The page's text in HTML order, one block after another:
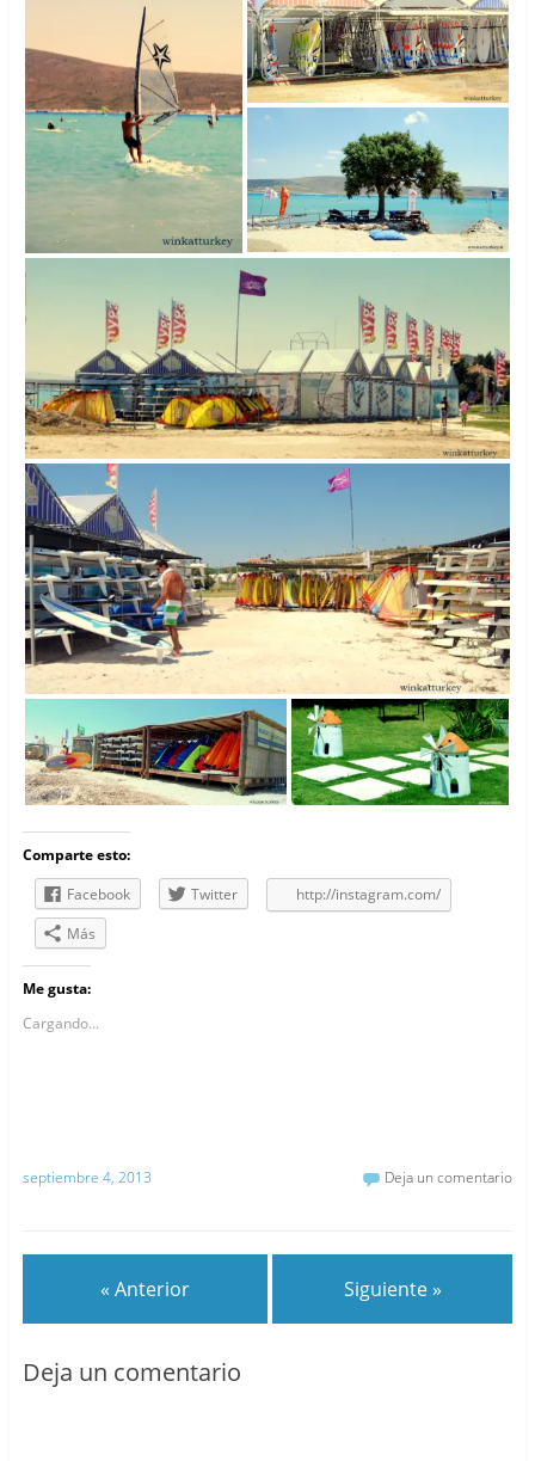
Comparte esto:
Facebook
Twitter
http://instagram.com/
Más
Me gusta:
Cargando...
septiembre 4, 2013 Deja un comentario
« Anterior Siguiente »
Deja un comentario